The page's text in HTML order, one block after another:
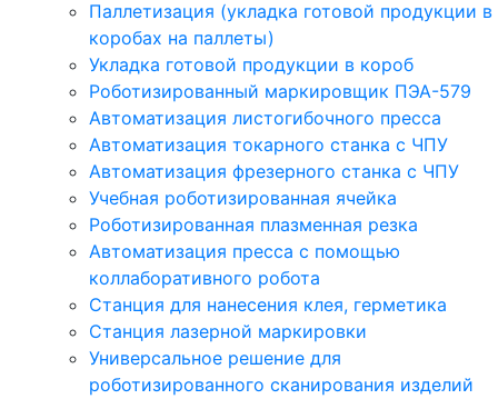
Паллетизация (укладка готовой продукции в
коробах на паллеты)
Укладка готовой продукции в короб
Роботизированный маркировщик ПЭА-579
Автоматизация листогибочного пресса
Автоматизация токарного станка с ЧПУ
Автоматизация фрезерного станка с ЧПУ
Учебная роботизированная ячейка
Роботизированная плазменная резка
Автоматизация пресса с помощью
коллаборативного робота
Станция для нанесения клея, герметика
Станция лазерной маркировки
Универсальное решение для
роботизированного сканирования изделий